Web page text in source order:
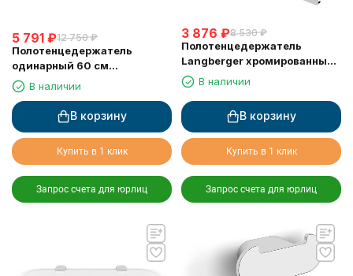
5 791 ₽12 750 ₽
Полотенцедержатель
одинарный 60 см
LANGBERGER D24001B
В наличии
В корзину
Купить в 1 клик
Запрос счета для юрлиц
3 876 ₽8 530 ₽
Полотенцедержатель
Langberger хромированный
к стене поворотный двойной
24008A
В наличии
В корзину
Купить в 1 клик
Запрос счета для юрлиц